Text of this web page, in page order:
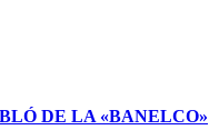
DE LA «BANELCO»